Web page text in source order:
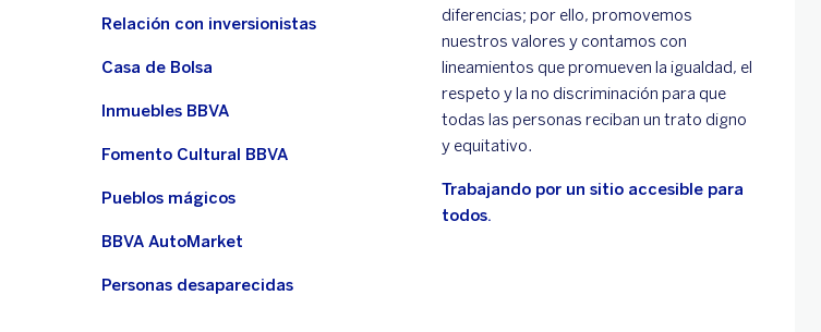
Relación con inversionistas
Casa de Bolsa
Inmuebles BBVA
Fomento Cultural BBVA
Pueblos mágicos
BBVA AutoMarket
Personas desaparecidas
diferencias; por ello, promovemos
nuestros valores y contamos con
lineamientos que promueven la igualdad, el
respeto y la no discriminación para que
todas las personas reciban un trato digno
y equitativo.
Trabajando por un sitio accesible para
todos.